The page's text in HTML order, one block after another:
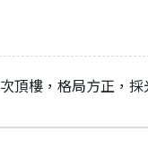
次頂樓，格局方正，